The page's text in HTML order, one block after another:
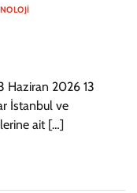
Haziran 2026 13
İstanbul ve
ait […]